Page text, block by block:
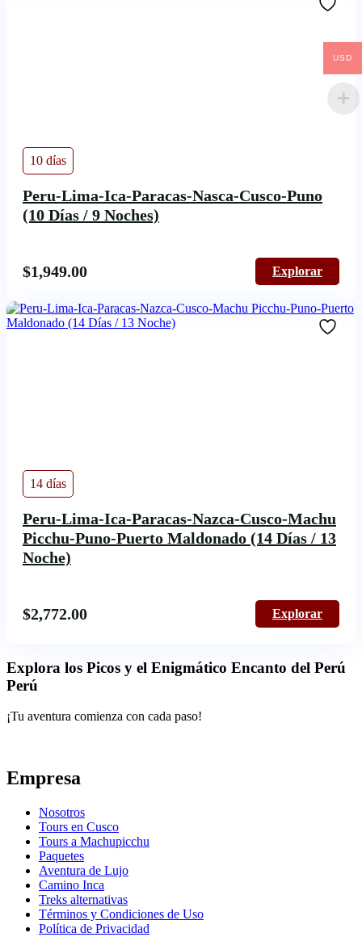
10 días
Peru-Lima-Ica-Paracas-Nasca-Cusco-Puno
(10 Días / 9 Noches)
$1,949.00 Explorar
14 días
Peru-Lima-Ica-Paracas-Nazca-Cusco-Machu
Picchu-Puno-Puerto Maldonado (14 Días / 13
Noche)
$2,772.00 Explorar
Explora los Picos y el Enigmático Encanto del Perú
Perú
¡Tu aventura comienza con cada paso!
Empresa
Nosotros
Tours en Cusco
Tours a Machupicchu
Paquetes
Aventura de Lujo
Camino Inca
Treks alternativas
Términos y Condiciones de Uso
Política de Privacidad
USD